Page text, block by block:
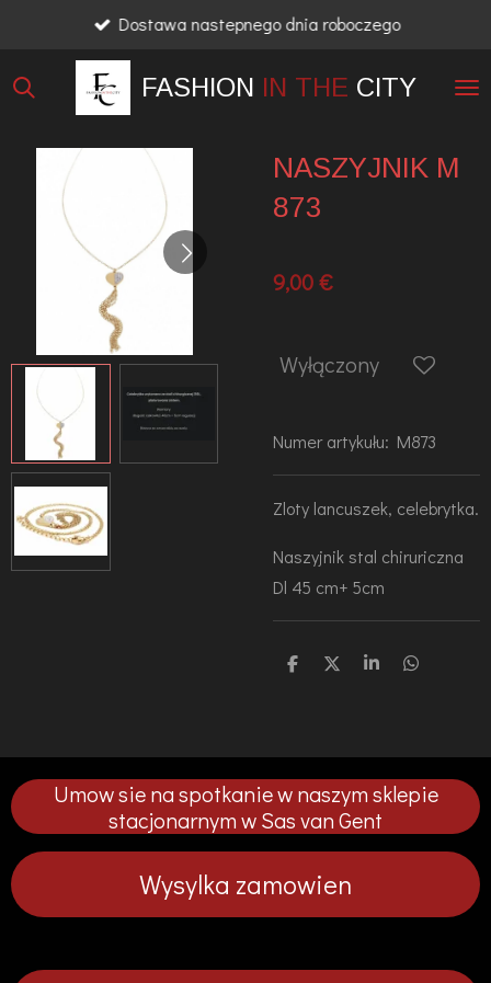
głównej
FASHION IN THE CITY
Dostawa nastepnego dnia roboczego
NASZYJNIK M
873
9,00 €
Wyłączony
Numer artykułu: M873
Zloty lancuszek, celebrytka.
Naszyjnik stal chiruriczna
Dl 45 cm+ 5cm
U
ę
p
n
j
U
ę
p
n
j
U
ę
p
n
j
U
ę
p
n
i
Umow sie na spotkanie w naszym sklepie
stacjonarnym w Sas van Gent
Wysylka zamowien